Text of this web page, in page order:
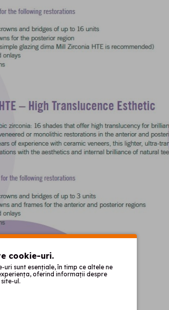
cookie-uri.
uri sunt esențiale, în timp ce altele ne
oferind informații despre
ul.